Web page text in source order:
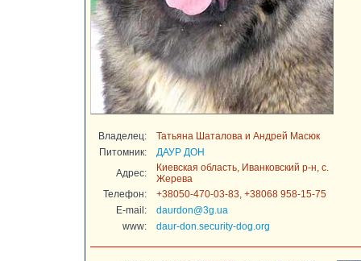
Владелец:
Татьяна Шаталова и Андрей Масюк
Питомник:
ДАУР ДОН
Адрес:
Киевская область, Иванковский р-н, с.
Жерева
Телефон:
+38050-470-03-83, +38068 958-15-75
E-mail:
daurdon@3g.ua
www:
daur-don.security-dog.org